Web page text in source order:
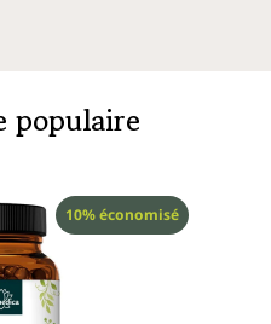
populaire
Réduction
10% économisé